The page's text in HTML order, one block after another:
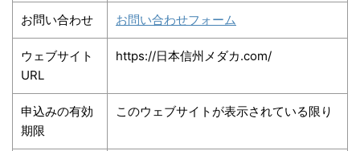
お問い合わせ お問い合わせフォーム
ウェブサイト
URL
https://日本信州メダカ.com/
申込みの有効
期限
このウェブサイトが表示されている限り